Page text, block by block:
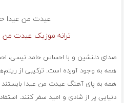
عیدت من عیدا
ترانه موزیک عیدت من
صدای دلنشین و با احساس حامد نیسی،
همه به وجود آورده است. ترکیبی از
همه به پای آهنگ عیدت من عیدا بایستند
دنیایی پر از شادی و امید سفر کنند.